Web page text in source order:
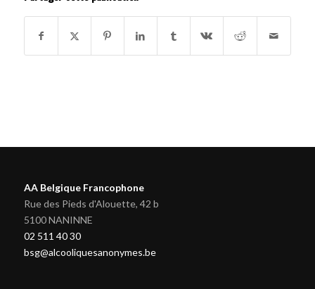
AA Belgique Francophone
Rue des Pieds d'Alouette, 42 b
5100 NANINNE
02 511 40 30
bsg@alcooliquesanonymes.be